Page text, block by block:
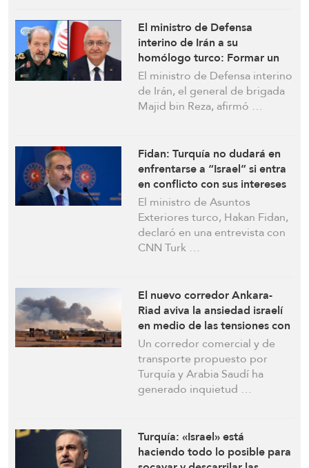
El ministro de Defensa
interino de Irán a su
homólogo turco: Formar un
mecanismo conjunto de
seguridad islámico para
garantizar la seguridad de la
región
El ministro de Defensa interino
de Irán, el general de brigada
Majid bin Reza, afirmó …
Fidan: Turquía no dudará en
enfrentarse a “Israel” si entra
en conflicto con sus intereses
El ministro de Asuntos
Exteriores turco, Hakan Fidan,
declaró en una entrevista con
CNN Turk …
El nuevo corredor Ankara-
Riad aviva la ansiedad israelí
en medio de las tensiones con
Turquía: Informe
Un corredor comercial y de
transporte propuesto por
Turquía y Arabia Saudí ha
generado inquietud …
Turquía: «Israel» está
haciendo todo lo posible para